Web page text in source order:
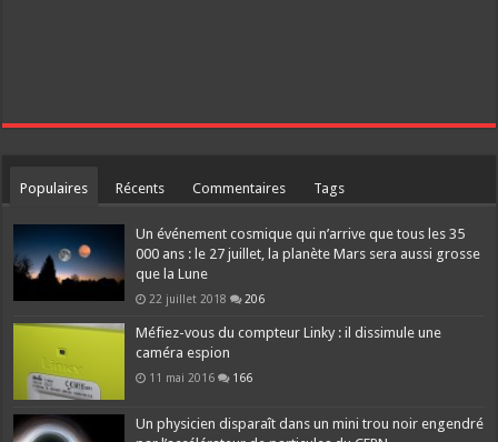
Populaires Récents Commentaires Tags
Un événement cosmique qui n’arrive que tous les 35
000 ans : le 27 juillet, la planète Mars sera aussi grosse
que la Lune
22 juillet 2018 206
Méfiez-vous du compteur Linky : il dissimule une
caméra espion
11 mai 2016 166
Un physicien disparaît dans un mini trou noir engendré